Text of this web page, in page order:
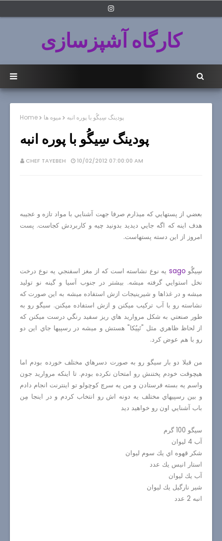
کارگاه آشپزسازی
Home میوه ها پودينگ سِيگُو با پوره انبه
پودينگ سِيگُو با پوره انبه
CHEF TAYEBEH 10/02/2012 07:00:00 AM
بعضي از پستهايي كه ميذارم صرفا جهت آشنايي با مواد تازه و عجيبه
هدف اينه كه اگه جايي ديديد بدونيد چيه و كاربردش كجاست. پست
امروز از اين دسته پستهاست.
سِيگُو sago يه نوع نشاسته است كه از مغز اسفنجي يه نوع درخت
نخل استوايي گرفته ميشه. بيشتر در جنوب آسيا و گينه نو توليد
ميشه و در غذاها و شيرينيجات ازش استفاده ميشه به اين صورت كه
نشاسته رو با آب تركيب ميكنن و ازش استفاده ميكنن. سيگو رو به
طور صنعتي به شكل مرواريد هاي ريز سفيد رنگي درست ميكنن كه
از لحاظ ظاهري مثل "تَپيُكا" هستش و ميشه در رسپيها جاي اين دو
رو با هم عوض كرد.
من قبلا دو بار سيگو رو به صورت دسرهاي مختلف خورده بودم اما
هيچوقت خودم پختنش رو امتحان نكرده بودم. تا اينكه مرواريد جون
واسم يه بسته فرستادن و من يه سرچ كوچولو تو اينترنت انجام دادم
و بين رسپيهاي مختلف يه دونه اش رو انتخاب كردم و در اينجا مِن
باب آشنايي اون رو خواهيد ديد
سيگو 100 گرم
آب 4 ليوان
شكر قهوه اي يك سوم ليوان
استار انيس يك عدد
آب يك ليوان
شير نارگيل يك ليوان
انبه 2 عدد